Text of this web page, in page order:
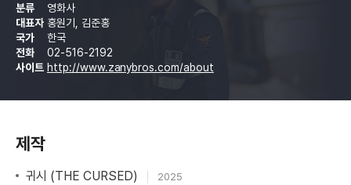
분류
영화사
대표자 홍원기, 김준홍
국가
한국
전화
02-516-2192
사이트 http://www.zanybros.com/about
제작
귀시 (THE CURSED) 2025